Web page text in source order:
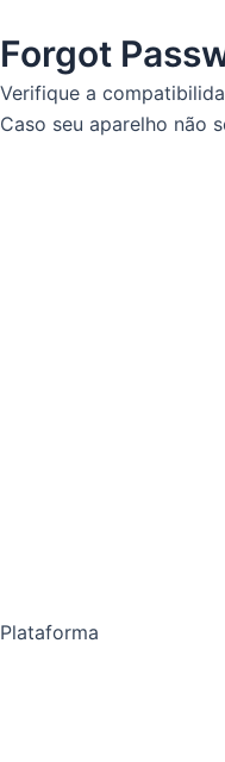
Forgot
Verifique a
Caso seu aparelho não
Plataforma